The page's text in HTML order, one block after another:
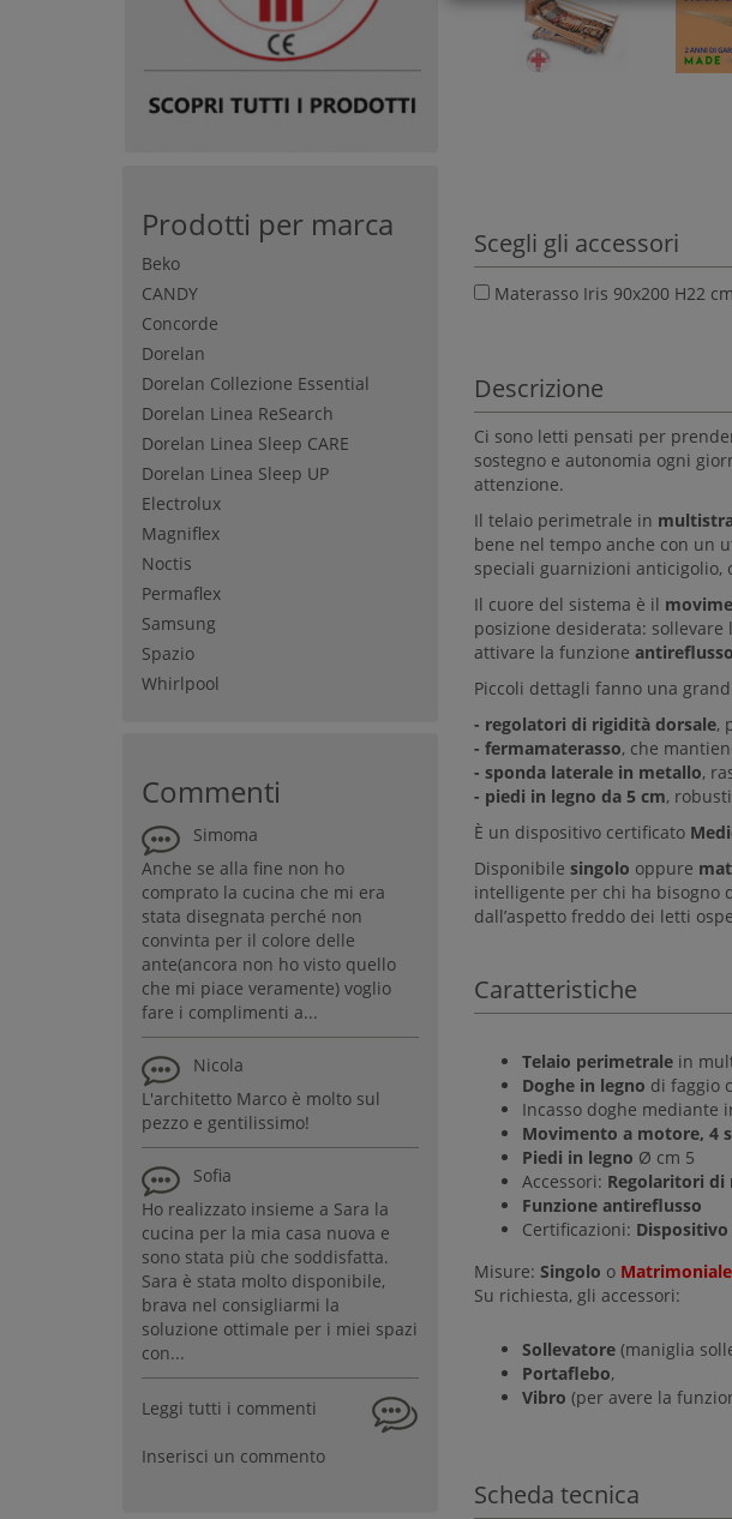
Scegli gli accessori
Materasso Iris 90x200 H22
Descrizione
Ci sono letti pensati per
sostegno e autonomia ogni
attenzione.
Il telaio perimetrale in
bene nel tempo anche con un
speciali guarnizioni anticigolio,
Il cuore del sistema è il
posizione desiderata:
attivare la funzione antireflusso
Piccoli dettagli fanno una
- regolatori di rigidità dorsale,
- fermamaterasso, che
- sponda laterale in metallo,
- piedi in legno da 5 cm,
È un dispositivo certificato
Disponibile singolo oppure
intelligente per chi ha bisogno
dall’aspetto freddo dei letti
Caratteristiche
Telaio perimetralein
Doghe in legno di faggio
Incasso doghe mediante
Movimento a motore, 4
Piedi in legno Ø cm 5
Accessori: Regolaritori di
Funzione antireflusso
Certificazioni: Dispositivo
Misure: Singolo o
Su richiesta, gli accessori:
Sollevatore (maniglia
Portaflebo,
Vibro (per avere la
Scheda tecnica
Prodotti per marca
Beko
CANDY
Concorde
Dorelan
Dorelan Collezione Essential
Dorelan Linea ReSearch
Dorelan Linea Sleep CARE
Dorelan Linea Sleep UP
Electrolux
Magniflex
Noctis
Permaflex
Samsung
Spazio
Whirlpool
Commenti
Simoma
Anche se alla fine non ho
comprato la cucina che mi era
stata disegnata perché non
convinta per il colore delle
ante(ancora non ho visto quello
che mi piace veramente) voglio
fare i complimenti a...
Nicola
L'architetto Marco è molto sul
pezzo e gentilissimo!
Sofia
Ho realizzato insieme a Sara la
cucina per la mia casa nuova e
sono stata più che soddisfatta.
Sara è stata molto disponibile,
brava nel consigliarmi la
soluzione ottimale per i miei spazi
con...
Leggi tutti i commenti
Inserisci un commento